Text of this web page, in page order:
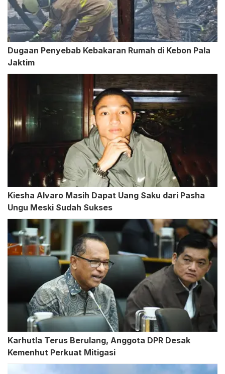
Dugaan Penyebab Kebakaran Rumah di Kebon Pala
Jaktim
Kiesha Alvaro Masih Dapat Uang Saku dari Pasha
Ungu Meski Sudah Sukses
Karhutla Terus Berulang, Anggota DPR Desak
Kemenhut Perkuat Mitigasi